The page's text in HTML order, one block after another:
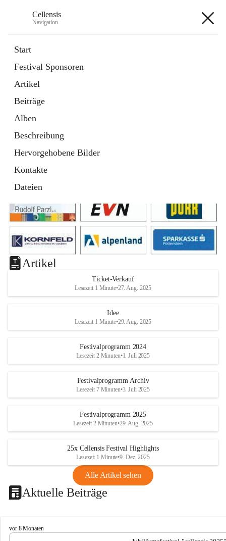
Cellensis
Navigation
Start
Festival Sponsoren
Artikel
Beiträge
Alben
Beschreibung
Hervorgehobene Bilder
Kontakte
Dateien
Festival Sponsoren
Artikel
Ticket-Verkauf
Lesezeit 1 Minute•27. Aug. 2025
Idee
Lesezeit 1 Minute•29. Aug. 2025
Festivalprogramm 2024
Lesezeit 2 Minuten•1. Juli 2025
Festivalprogramm Archiv
Lesezeit 7 Minuten•3. Juli 2025
Festivalprogramm 2025
Lesezeit 2 Minuten•29. Aug. 2025
25x Cellensis Festival Highlights
Lesezeit 1 Minute•9. Dez. 2025
Alle Artikel sehen
Aktuelle Beiträge
C
e
vor 8 Monaten